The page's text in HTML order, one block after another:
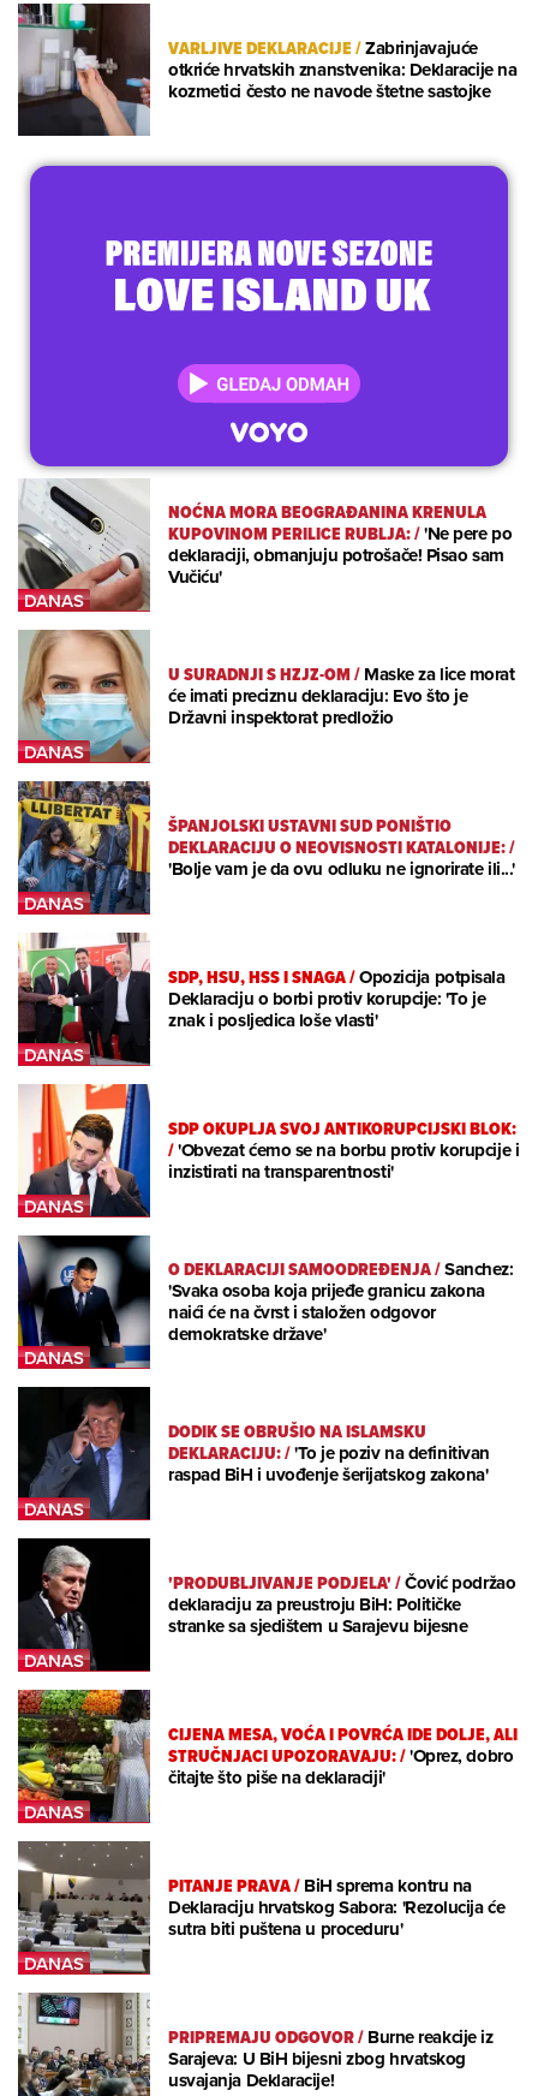
VARLJIVE DEKLARACIJE/Zabrinjavajuće
otkriće hrvatskih znanstvenika: Deklaracije na
kozmetici često ne navode štetne sastojke
NOĆNA MORA BEOGRAĐANINA KRENULA
KUPOVINOM PERILICE RUBLJA:/'Ne pere po
deklaraciji, obmanjuju potrošače! Pisao sam
Vučiću'
U SURADNJI S HZJZ-OM/Maske za lice morat
će imati preciznu deklaraciju: Evo što je
Državni inspektorat predložio
ŠPANJOLSKI USTAVNI SUD PONIŠTIO
DEKLARACIJU O NEOVISNOSTI KATALONIJE:/
'Bolje vam je da ovu odluku ne ignorirate ili...'
SDP, HSU, HSS I SNAGA/Opozicija potpisala
Deklaraciju o borbi protiv korupcije: 'To je
znak i posljedica loše vlasti'
SDP OKUPLJA SVOJ ANTIKORUPCIJSKI BLOK:
/'Obvezat ćemo se na borbu protiv korupcije i
inzistirati na transparentnosti'
O DEKLARACIJI SAMOODREĐENJA/Sanchez:
'Svaka osoba koja prijeđe granicu zakona
naići će na čvrst i staložen odgovor
demokratske države'
DODIK SE OBRUŠIO NA ISLAMSKU
DEKLARACIJU:/'To je poziv na definitivan
raspad BiH i uvođenje šerijatskog zakona'
'PRODUBLJIVANJE PODJELA'/Čović podržao
deklaraciju za preustroju BiH: Političke
stranke sa sjedištem u Sarajevu bijesne
CIJENA MESA, VOĆA I POVRĆA IDE DOLJE, ALI
STRUČNJACI UPOZORAVAJU:/'Oprez, dobro
čitajte što piše na deklaraciji'
PITANJE PRAVA/BiH sprema kontru na
Deklaraciju hrvatskog Sabora: 'Rezolucija će
sutra biti puštena u proceduru'
PRIPREMAJU ODGOVOR/Burne reakcije iz
Sarajeva: U BiH bijesni zbog hrvatskog
usvajanja Deklaracije!